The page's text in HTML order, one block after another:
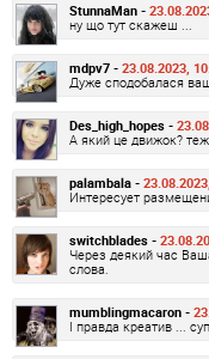
StunnaMan -
ну що тут скажеш ...
mdpv7 - 23.08.2023,
Дуже сподобалася
Des_high_hopes -
А який це движок?
palambala -
Интересует
switchblades -
Через деякий час
слова.
mumblingmacaron -
І правда креатив ...